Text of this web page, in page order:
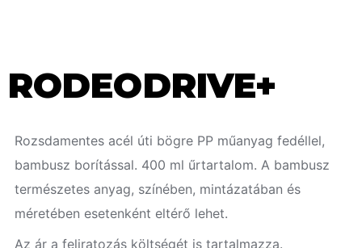
RODEODRIVE+
Rozsdamentes acél úti bögre PP műanyag fedéllel,
bambusz borítással. 400 ml űrtartalom. A bambusz
természetes anyag, színében, mintázatában és
méretében esetenként eltérő lehet.
Az ár a feliratozás költségét is tartalmazza.